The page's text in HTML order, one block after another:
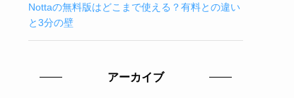
Nottaの無料版はどこまで使える？有料との違い
と3分の壁
アーカイブ